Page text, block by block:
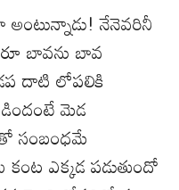
నేనెవరినీ
బావను బావ
దాటి లోపలికి
మెడ
సంబంధమే
ఎక్కడ పడుతుందో